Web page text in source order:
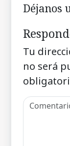
Déjanos
Tu
no será